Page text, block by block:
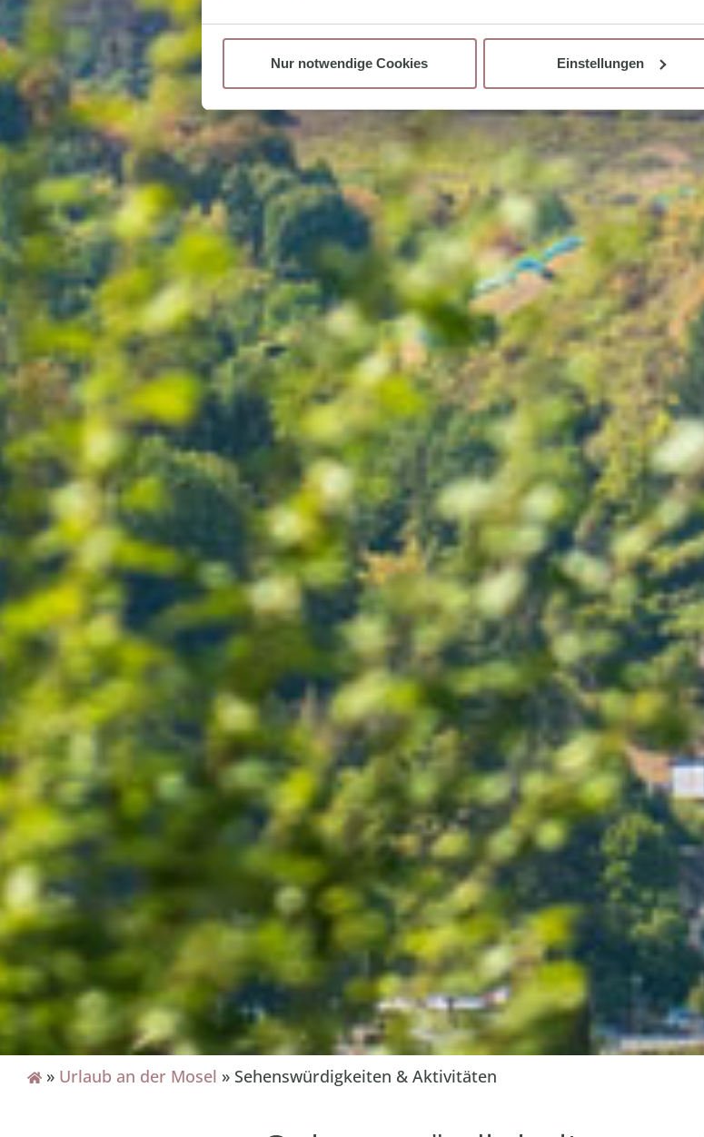
Nur notwendige Cookies Einstellungen
» Urlaub an der Mosel » Sehenswürdigkeiten & Aktivitäten